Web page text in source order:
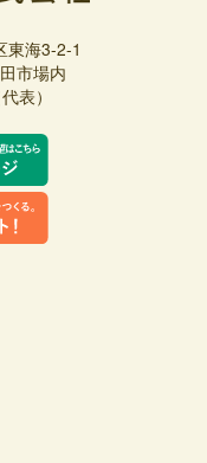
海3-2-1
市場内
表）